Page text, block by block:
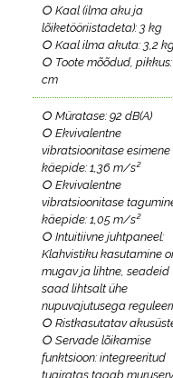
○ Kaal (ilma aku ja
lõiketööriistadeta): 3 kg
○ Kaal ilma akuta: 3,2
○ Toote mõõdud, pikkus:
cm
○ Müratase: 92 dB(A)
○ Ekvivalentne
vibratsioonitase esimene
käepide: 1,36 m/s²
○ Ekvivalentne
vibratsioonitase
käepide: 1,05 m/s²
○ Intuitiivne juhtpaneel:
Klahvistiku kasutamine
mugav ja lihtne, seadeid
saad lihtsalt ühe
nupuvajutusega
○ Ristkasutatav
○ Servade lõikamise
funktsioon: integreeritud
tugiratas tagab